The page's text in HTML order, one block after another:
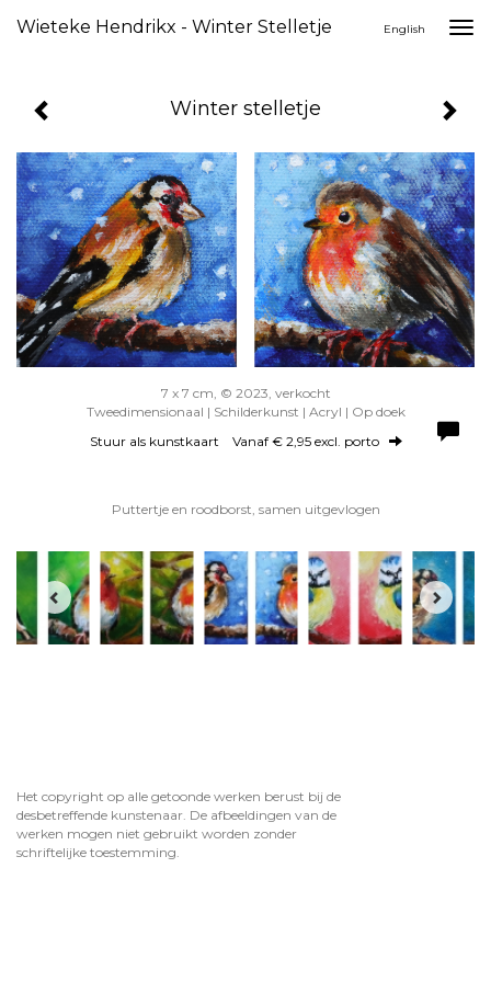
Wieteke Hendrikx - Winter Stelletje English
Winter stelletje
7 x 7 cm, © 2023, verkocht
Tweedimensionaal | Schilderkunst | Acryl | Op doek
Stuur als kunstkaart Vanaf € 2,95 excl. porto
Puttertje en roodborst, samen uitgevlogen
Het copyright op alle getoonde werken berust bij de
desbetreffende kunstenaar. De afbeeldingen van de
werken mogen niet gebruikt worden zonder
schriftelijke toestemming.